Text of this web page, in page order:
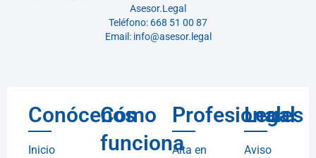
Asesor.Legal
Teléfono: 668 51 00 87
Email: info@asesor.legal
Conócenos
Inicio
Cómo
funciona
Profesionales
Alta en
Legal
Aviso